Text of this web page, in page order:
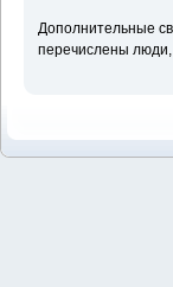
Дополнительные
перечислены люди,